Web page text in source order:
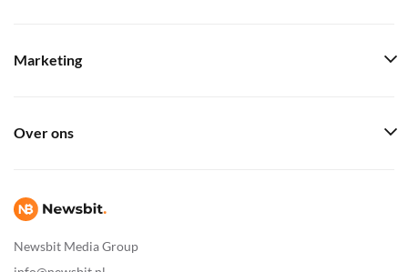
Newsbit Media Group
Marketing
Over ons